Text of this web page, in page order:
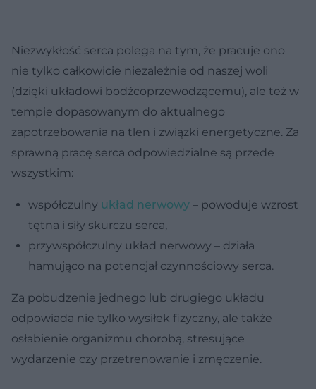
Niezwykłość serca polega na tym, że pracuje ono
nie tylko całkowicie niezależnie od naszej woli
(dzięki układowi bodźcoprzewodzącemu), ale też w
tempie dopasowanym do aktualnego
zapotrzebowania na tlen i związki energetyczne. Za
sprawną pracę serca odpowiedzialne są przede
wszystkim:
współczulny układ nerwowy – powoduje wzrost
tętna i siły skurczu serca,
przywspółczulny układ nerwowy – działa
hamująco na potencjał czynnościowy serca.
Za pobudzenie jednego lub drugiego układu
odpowiada nie tylko wysiłek fizyczny, ale także
osłabienie organizmu chorobą, stresujące
wydarzenie czy przetrenowanie i zmęczenie.